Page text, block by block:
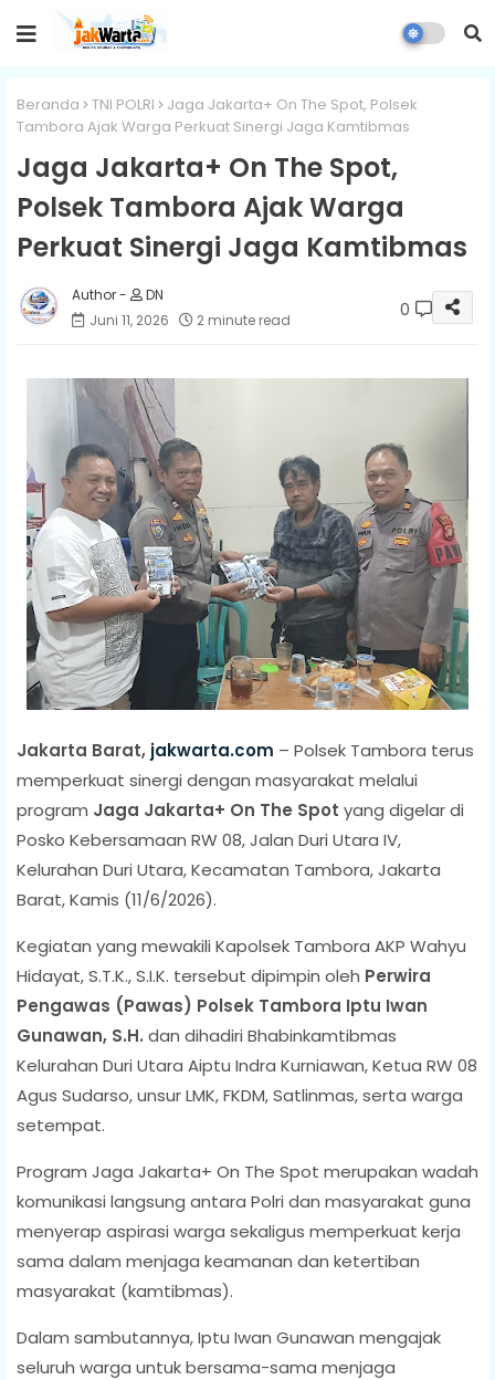
Beranda TNI POLRI
Jaga Jakarta+ On The Spot, Polsek
Tambora Ajak Warga Perkuat Sinergi Jaga Kamtibmas
Jaga Jakarta+ On The Spot,
Polsek Tambora Ajak Warga
Perkuat Sinergi Jaga Kamtibmas
DN
Juni 11, 2026
2 minute read 0
Jakarta Barat, jakwarta.com – Polsek Tambora terus
memperkuat sinergi dengan masyarakat melalui
program Jaga Jakarta+ On The Spot yang digelar di
Posko Kebersamaan RW 08, Jalan Duri Utara IV,
Kelurahan Duri Utara, Kecamatan Tambora, Jakarta
Barat, Kamis (11/6/2026).
Kegiatan yang mewakili Kapolsek Tambora AKP Wahyu
Hidayat, S.T.K., S.I.K. tersebut dipimpin oleh Perwira
Pengawas (Pawas) Polsek Tambora Iptu Iwan
Gunawan, S.H. dan dihadiri Bhabinkamtibmas
Kelurahan Duri Utara Aiptu Indra Kurniawan, Ketua RW 08
Agus Sudarso, unsur LMK, FKDM, Satlinmas, serta warga
setempat.
Program Jaga Jakarta+ On The Spot merupakan wadah
komunikasi langsung antara Polri dan masyarakat guna
menyerap aspirasi warga sekaligus memperkuat kerja
sama dalam menjaga keamanan dan ketertiban
masyarakat (kamtibmas).
Dalam sambutannya, Iptu Iwan Gunawan mengajak
seluruh warga untuk bersama-sama menjaga